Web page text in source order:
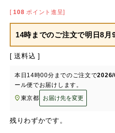
[ 108 ポイント進呈]
14時までのご注文で明日8月
送料込
本日 14時00分 までのご注文で2026/
ール便でお届けします。
東京都
お届け先を変更
残りわずかです。